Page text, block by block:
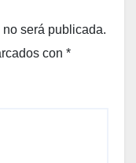
será publicada.
con *